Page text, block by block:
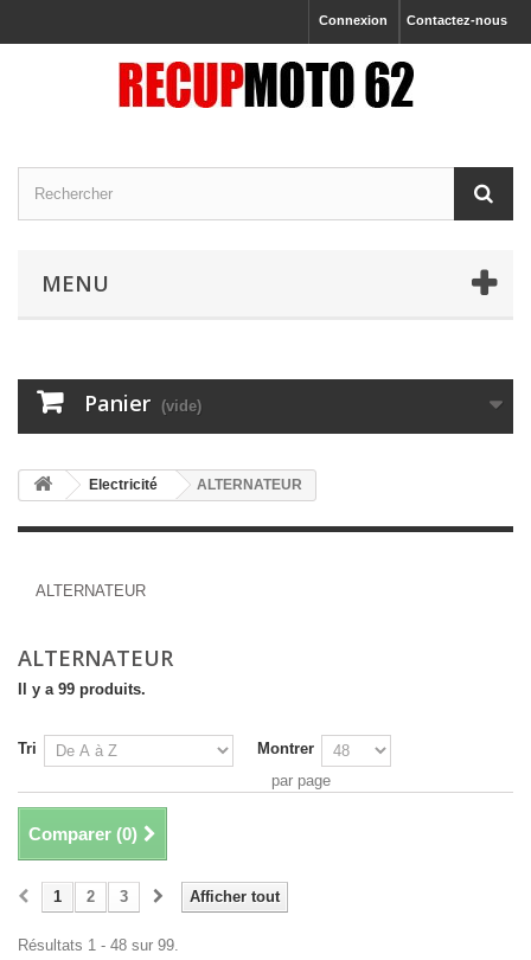
Contactez-nous
Connexion
MENU
Panier (vide)
Electricité ALTERNATEUR
ALTERNATEUR
ALTERNATEUR
Il y a 99 produits.
Tri
Montrer
par page
Comparer (0)
Afficher tout
1 2 3
Résultats 1 - 48 sur 99.